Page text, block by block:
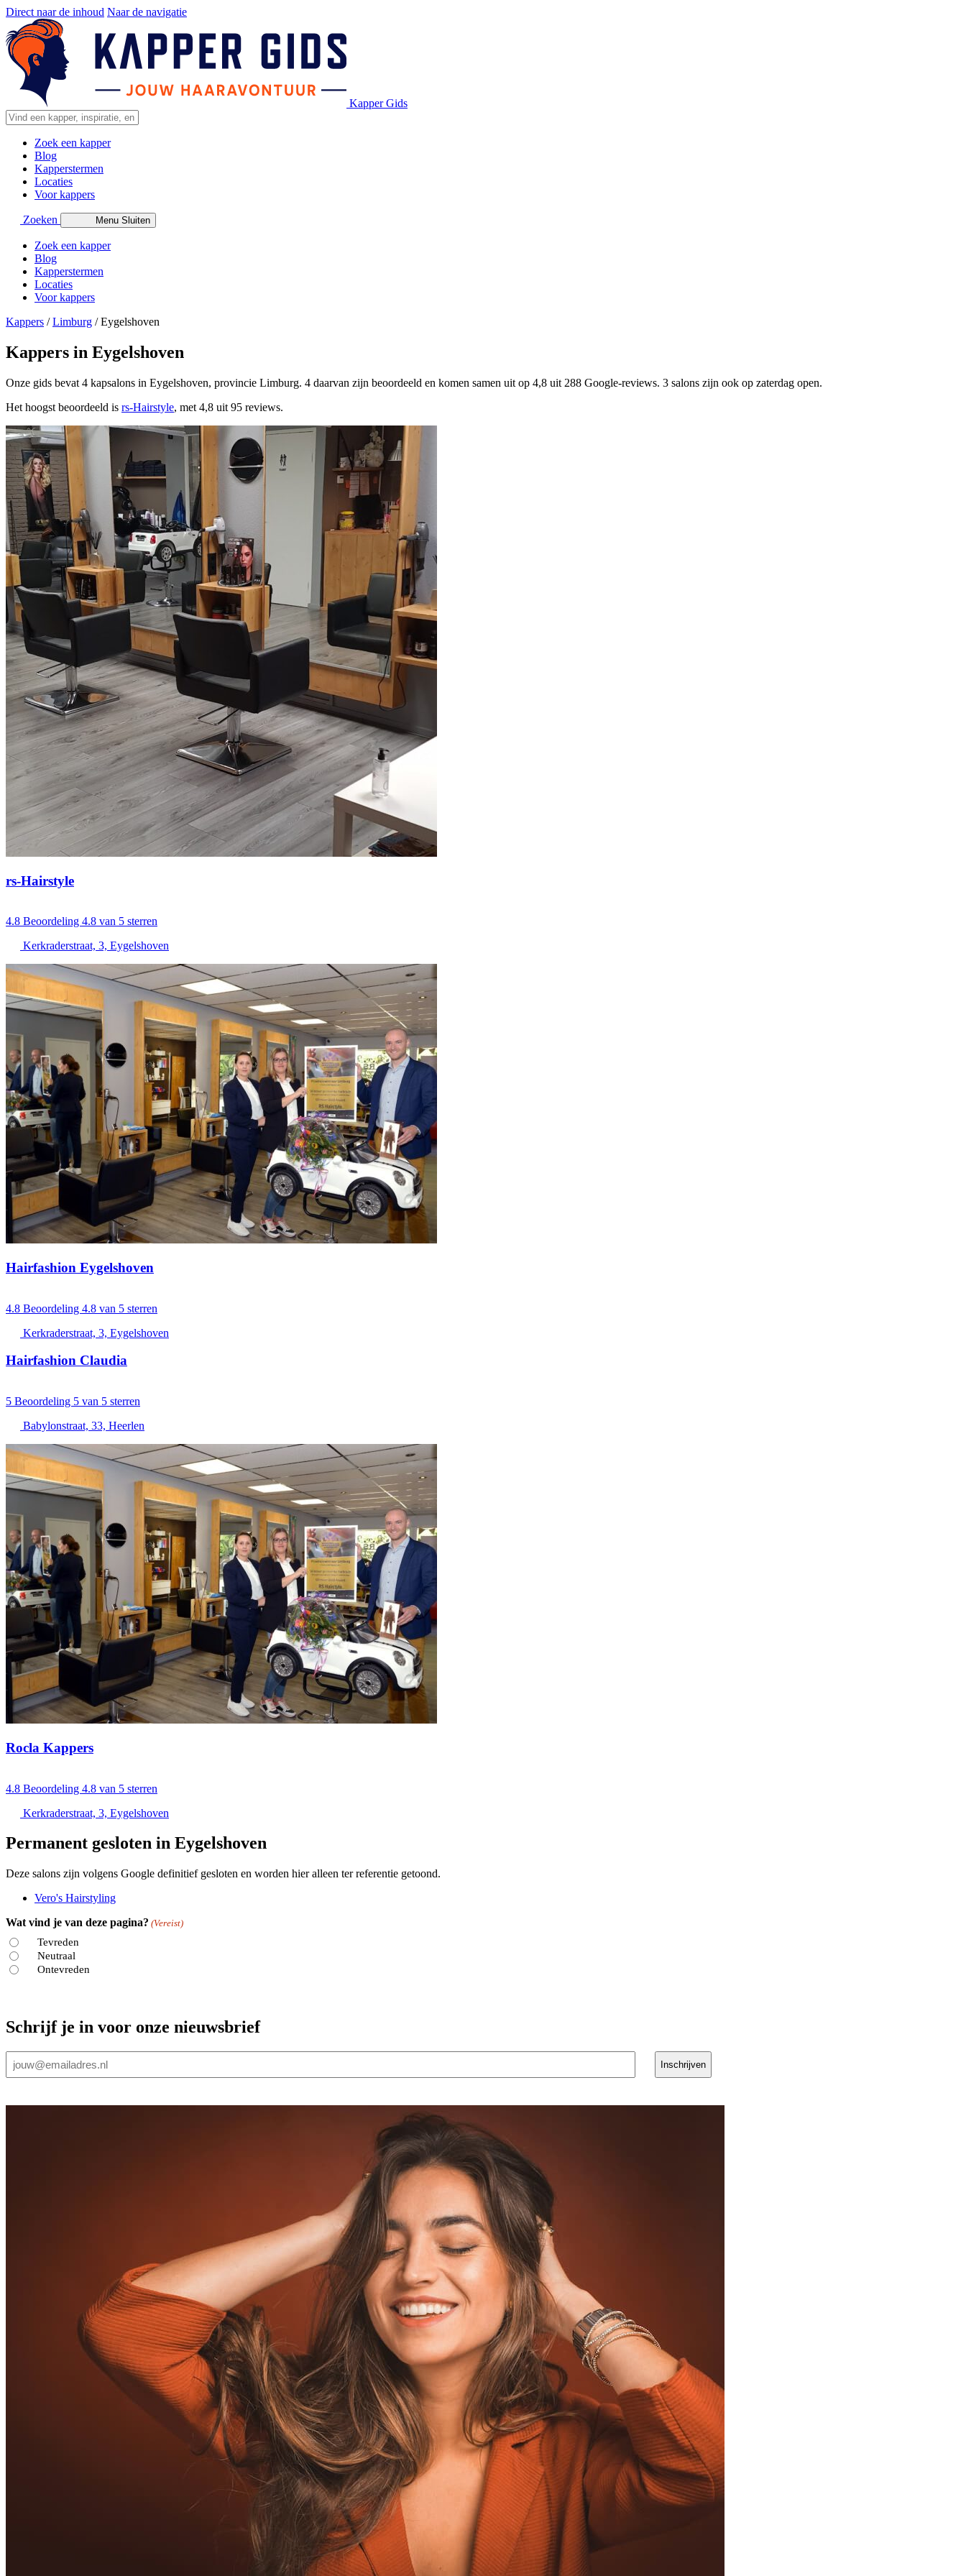
Direct naar de inhoud Naar de navigatie
Kapper Gids
Zoek een kapper
Blog
Kapperstermen
Locaties
Voor kappers
Zoeken Menu Sluiten
Zoek een kapper
Blog
Kapperstermen
Locaties
Voor kappers
Kappers /Limburg /Eygelshoven
Kappers in Eygelshoven
Onze gids bevat 4 kapsalons in Eygelshoven, provincie Limburg. 4 daarvan zijn beoordeeld en komen samen uit op 4,8 uit 288 Google-reviews. 3 salons zijn ook op zaterdag open.
Het hoogst beoordeeld is rs-Hairstyle, met 4,8 uit 95 reviews.
rs-Hairstyle
4.8 Beoordeling 4.8 van 5 sterren
Kerkraderstraat, 3, Eygelshoven
Hairfashion Eygelshoven
4.8 Beoordeling 4.8 van 5 sterren
Kerkraderstraat, 3, Eygelshoven
Hairfashion Claudia
5 Beoordeling 5 van 5 sterren
Babylonstraat, 33, Heerlen
Rocla Kappers
4.8 Beoordeling 4.8 van 5 sterren
Kerkraderstraat, 3, Eygelshoven
Permanent gesloten in Eygelshoven
Deze salons zijn volgens Google definitief gesloten en worden hier alleen ter referentie getoond.
Vero's Hairstyling
Wat vind je van deze pagina? (Vereist)
Tevreden
Neutraal
Ontevreden
Schrijf je in voor onze nieuwsbrief
mailadres
Inschrijven